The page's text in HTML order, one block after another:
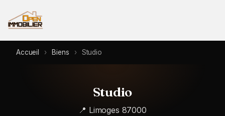
Accueil › Biens › Studio
Studio
📍 Limoges 87000